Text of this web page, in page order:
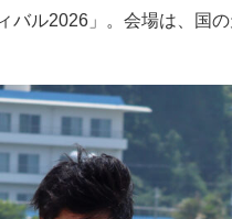
バル2026」。会場は、国